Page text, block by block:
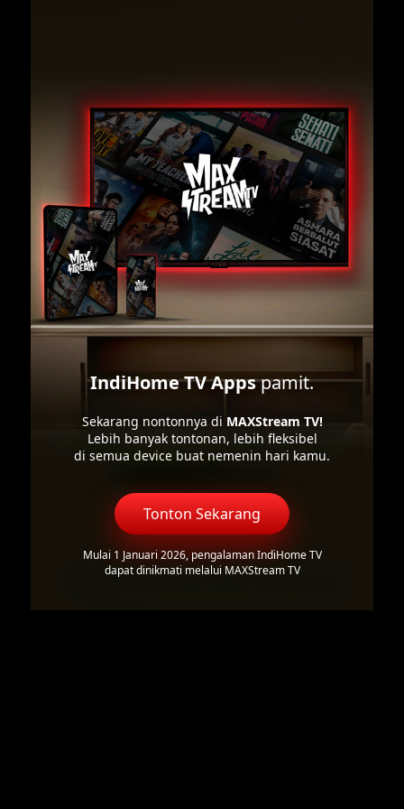
IndiHome TV Appspamit.
Sekarang nontonnya di MAXStream TV!
Lebih banyak tontonan, lebih fleksibel
di semua device buat nemenin hari kamu.
Tonton Sekarang
Mulai 1 Januari 2026, pengalaman IndiHome TV
dapat dinikmati melalui MAXStream TV